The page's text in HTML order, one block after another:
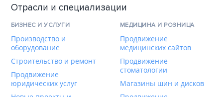
Отрасли и специализации
БИЗНЕС И УСЛУГИ
Производство и
оборудование
Строительство и ремонт
Продвижение
юридических услуг
МЕДИЦИНА И РОЗНИЦА
Продвижение
медицинских сайтов
Продвижение
стоматологии
Магазины шин и дисков